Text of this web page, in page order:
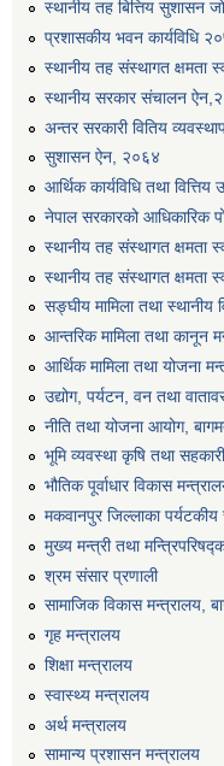
स्थानीय तह बित्तिय सुशासन
प्रशासकीय भवन कार्यविधि
स्थानीय तह संस्थागत क्षमता
स्थानीय सरकार संचालन
अन्तर सरकारी वितिय
सुशासन ऐन, २०६४
आर्थिक कार्यविधि तथा
नेपाल सरकारको आधिकारिक
स्थानीय तह संस्थागत क्षमता
स्थानीय तह संस्थागत क्षमता
सङ्घीय मामिला तथा स्थानीय
आन्तरिक मामिला तथा कानून
आर्थिक मामिला तथा योजना
उद्योग, पर्यटन, वन तथा
नीति तथा योजना आयोग,
भूमि व्यवस्था कृषि तथा
भौतिक पूर्वाधार विकास
मकवानपुर जिल्लाका
मुख्य मन्त्री तथा
श्रम संसार प्रणाली
सामाजिक विकास मन्त्रालय,
गृह मन्त्रालय
शिक्षा मन्त्रालय
स्वास्थ्य मन्त्रालय
अर्थ मन्त्रालय
सामान्य प्रशासन मन्त्रालय